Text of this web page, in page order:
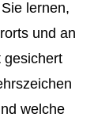
lernen,
und an
gesichert
welche